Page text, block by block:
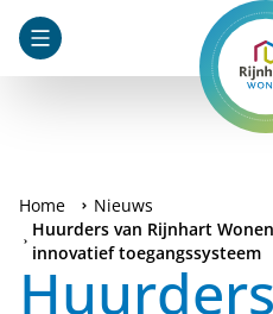
Home
Nieuws
Huurders van Rijnhart
innovatief toegangssysteem